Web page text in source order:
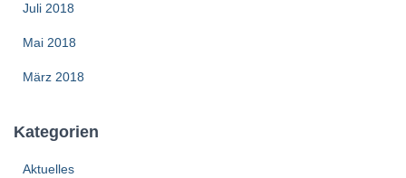
Juli 2018
Mai 2018
März 2018
Kategorien
Aktuelles